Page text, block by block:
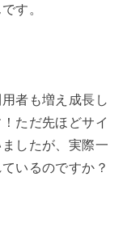
す。
者も増え成長し
ただ先ほどサイ
したが、実際一
いるのですか？